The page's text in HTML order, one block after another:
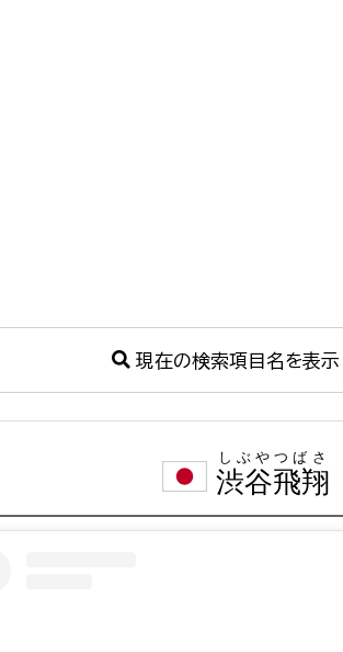
現在の検索項目名を表示
渋谷飛翔
しぶやつばさ